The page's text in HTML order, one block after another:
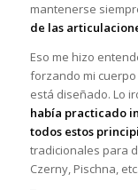
mantenerse
de las
Eso me hizo
forzando mi
está diseñado. Lo
había practicado
todos estos
tradicionales para
Czerny, Pischna,